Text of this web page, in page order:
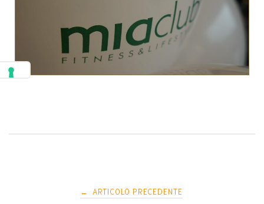
Navigazione
← ARTICOLO PRECEDENTE